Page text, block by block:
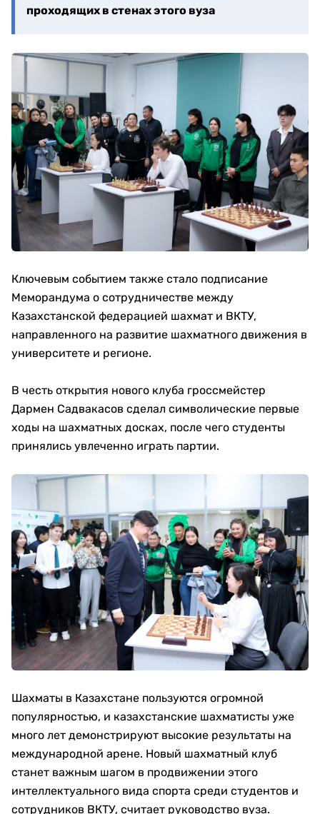
проходящих в стенах этого вуза
Ключевым событием также стало подписание
Меморандума о сотрудничестве между
Казахстанской федерацией шахмат и ВКТУ,
направленного на развитие шахматного движения в
университете и регионе.
В честь открытия нового клуба гроссмейстер
Дармен Садвакасов сделал символические первые
ходы на шахматных досках, после чего студенты
принялись увлеченно играть партии.
Шахматы в Казахстане пользуются огромной
популярностью, и казахстанские шахматисты уже
много лет демонстрируют высокие результаты на
международной арене. Новый шахматный клуб
станет важным шагом в продвижении этого
интеллектуального вида спорта среди студентов и
сотрудников ВКТУ, считает руководство вуза.